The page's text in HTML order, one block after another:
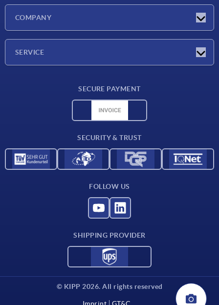
COMPANY
SERVICE
SECURE PAYMENT
SECURITY & TRUST
FOLLOW US
SHIPPING PROVIDER
© KIPP 2026. All rights reserved